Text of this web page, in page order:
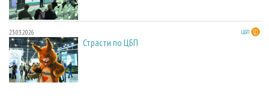
23.03.2026 ЦБП
Страсти по ЦБП